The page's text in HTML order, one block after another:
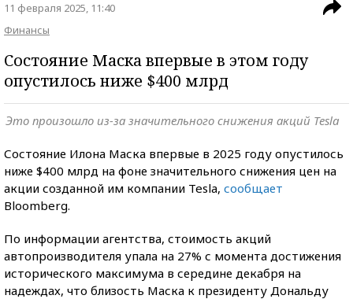
11 февраля 2025, 11:40
Финансы
Состояние Маска впервые в этом году
опустилось ниже $400 млрд
Это произошло из-за значительного снижения акций Tesla
Состояние Илона Маска впервые в 2025 году опустилось
ниже $400 млрд на фоне значительного снижения цен на
акции созданной им компании Tesla, сообщает
Bloomberg.
По информации агентства, стоимость акций
автопроизводителя упала на 27% с момента достижения
исторического максимума в середине декабря на
надеждах, что близость Маска к президенту Дональду